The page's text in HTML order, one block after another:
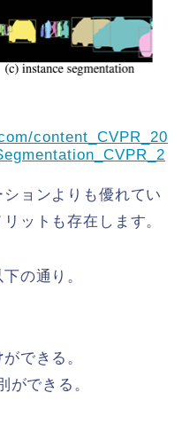
content_CVPR_20
ョンよりも優れてい
ットも存在します。
の通り。
ができる。
ができる。